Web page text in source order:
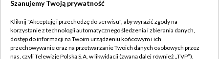
TVP
Abonament TVP
Regulamin TVP
Szanujemy Twoją prywatność
Kliknij "Akceptuję i przechodzę do serwisu", aby wyrazić zgody na
korzystanie z technologii automatycznego śledzenia i zbierania danych,
dostęp do informacji na Twoim urządzeniu końcowym i ich
przechowywanie oraz na przetwarzanie Twoich danych osobowych przez
nas, czyli Telewizję Polską S.A. w likwidacji (zwaną dalej również „TVP”),